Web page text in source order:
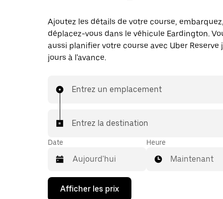
Ajoutez les détails de votre course,
déplacez-vous dans le véhicule Eardington.
aussi planifier votre course avec Uber Reserve
jours à l'avance.
Entrez un emplacement
Entrez la destination
Date
Appuyez
Heure
Maintenant
Afficher les prix